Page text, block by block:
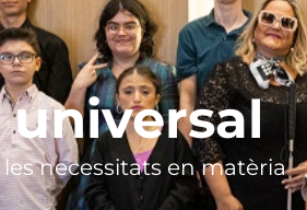
necessitats en matèria